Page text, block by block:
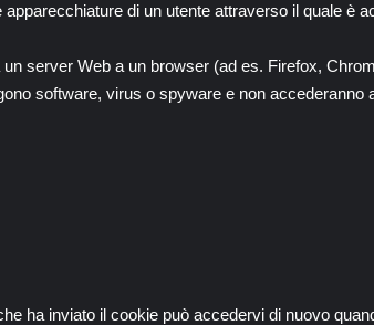
di un utente attraverso il quale è
server Web a un browser (ad es. Firefox,
software, virus o spyware e non
ha inviato il cookie può accedervi di nuovo